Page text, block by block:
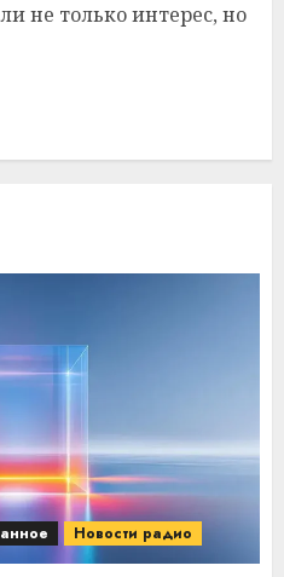
не только интерес, но
Новости радио